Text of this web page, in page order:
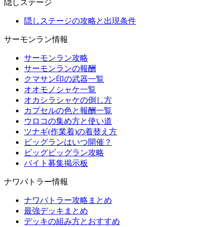
隠しステージ
隠しステージの攻略と出現条件
サーモンラン情報
サーモンラン攻略
サーモンランの報酬
クマサン印の武器一覧
オオモノシャケ一覧
オカシラシャケの倒し方
カプセルの色と報酬一覧
ウロコの集め方と使い道
ツナギ(作業着)の着替え方
ビッグランはいつ開催？
ビッグビッグラン攻略
バイト募集掲示板
ナワバトラー情報
ナワバトラー攻略まとめ
最強デッキまとめ
デッキの組み方とおすすめ